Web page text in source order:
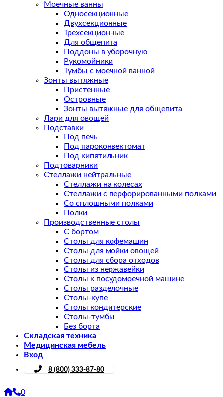
Моечные ванны
Односекционные
Двухсекционные
Трехсекционные
Для общепита
Поддоны в уборочную
Рукомойники
Тумбы с моечной ванной
Зонты вытяжные
Пристенные
Островные
Зонты вытяжные для общепита
Лари для овощей
Подставки
Под печь
Под пароконвектомат
Под кипятильник
Подтоварники
Стеллажи нейтральные
Стеллажи на колесах
Стеллажи с перфорированными полками
Со сплошными полками
Полки
Производственные столы
С бортом
Столы для кофемашин
Столы для мойки овощей
Столы для сбора отходов
Столы из нержавейки
Столы к посудомоечной машине
Столы разделочные
Столы-купе
Столы кондитерские
Столы-тумбы
Без борта
Складская техника
Медицинская мебель
Вход
8 (800) 333-87-80
0